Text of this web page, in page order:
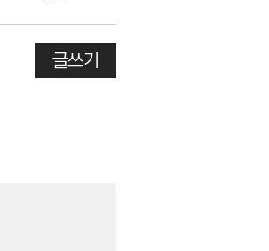
글쓰기